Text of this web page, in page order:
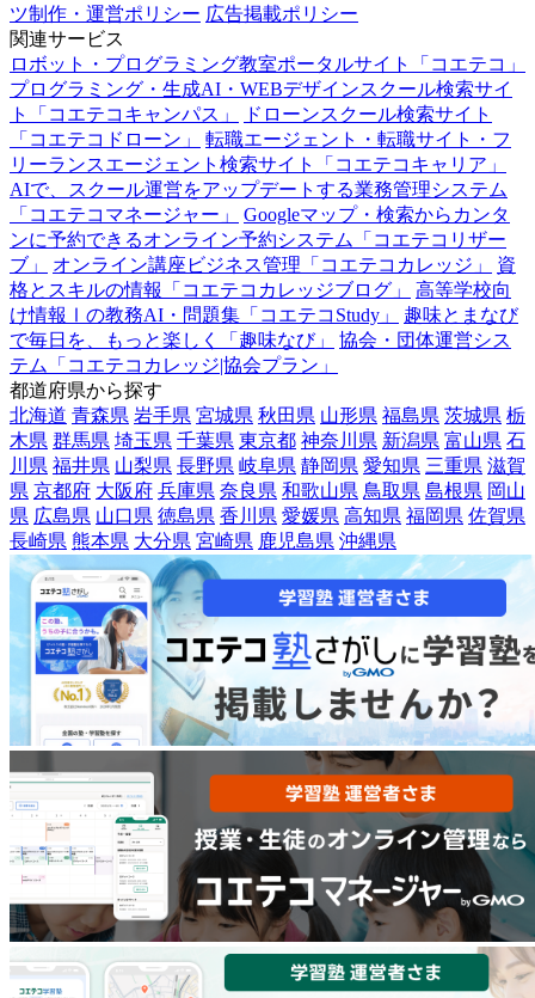
ツ制作・運営ポリシー 広告掲載ポリシー
関連サービス
ロボット・プログラミング教室ポータルサイト「コエテコ」
プログラミング・生成AI・WEBデザインスクール検索サイ
ト「コエテコキャンパス」
ドローンスクール検索サイト
「コエテコドローン」
転職エージェント・転職サイト・フ
リーランスエージェント検索サイト「コエテコキャリア」
AIで、スクール運営をアップデートする業務管理システム
「コエテコマネージャー」
Googleマップ・検索からカンタ
ンに予約できるオンライン予約システム「コエテコリザー
ブ」
オンライン講座ビジネス管理「コエテコカレッジ」
資
格とスキルの情報「コエテコカレッジブログ」
高等学校向
け情報Ⅰの教務AI・問題集「コエテコStudy」
趣味とまなび
で毎日を、もっと楽しく「趣味なび」
協会・団体運営シス
テム「コエテコカレッジ|協会プラン」
都道府県から探す
北海道 青森県 岩手県 宮城県 秋田県 山形県 福島県 茨城県 栃
木県 群馬県 埼玉県 千葉県 東京都 神奈川県 新潟県 富山県 石
川県 福井県 山梨県 長野県 岐阜県 静岡県 愛知県 三重県 滋賀
県 京都府 大阪府 兵庫県 奈良県 和歌山県 鳥取県 島根県 岡山
県 広島県 山口県 徳島県 香川県 愛媛県 高知県 福岡県 佐賀県
長崎県 熊本県 大分県 宮崎県 鹿児島県 沖縄県